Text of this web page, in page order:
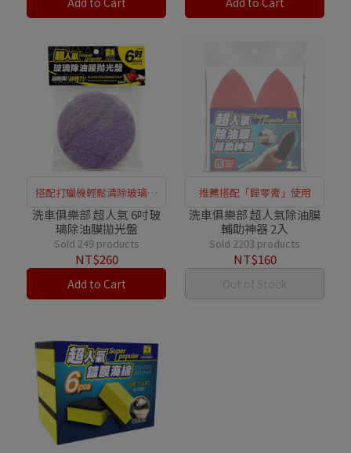
搭配打蠟機輕鬆清除玻璃油
膜
洗車俱樂部 超人氣 6吋玻
璃除油膜拋光盤
Sold 249 products
NT$260
Add to Cart
推薦搭配「歸零膏」使用
洗車俱樂部 超人氣除油膜
輔助神器 2入
Sold 2203 products
NT$160
Out of Stock